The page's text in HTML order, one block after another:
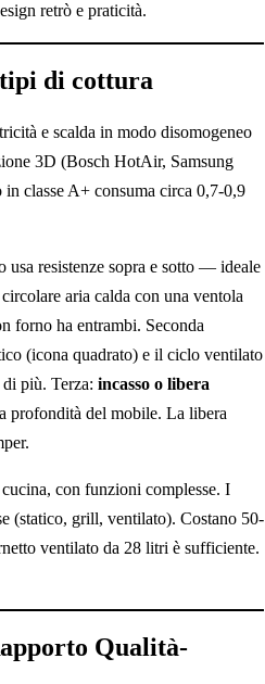
retrò e praticità.
di cottura
e scalda in modo disomogeneo
3D (Bosch HotAir, Samsung
classe A+ consuma circa 0,7-0,9
usa resistenze sopra e sotto — ideale
aria calda con una ventola
forno ha entrambi. Seconda
(icona quadrato) e il ciclo ventilato
più. Terza: incasso o libera
profondità del mobile. La libera
con funzioni complesse. I
(statico, grill, ventilato). Costano 50-
ventilato da 28 litri è sufficiente.
Qualità-